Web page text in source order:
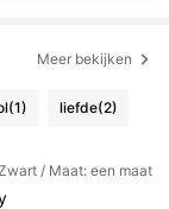
Meer bekijken
(1) liefde(2)
/ Maat: een maat